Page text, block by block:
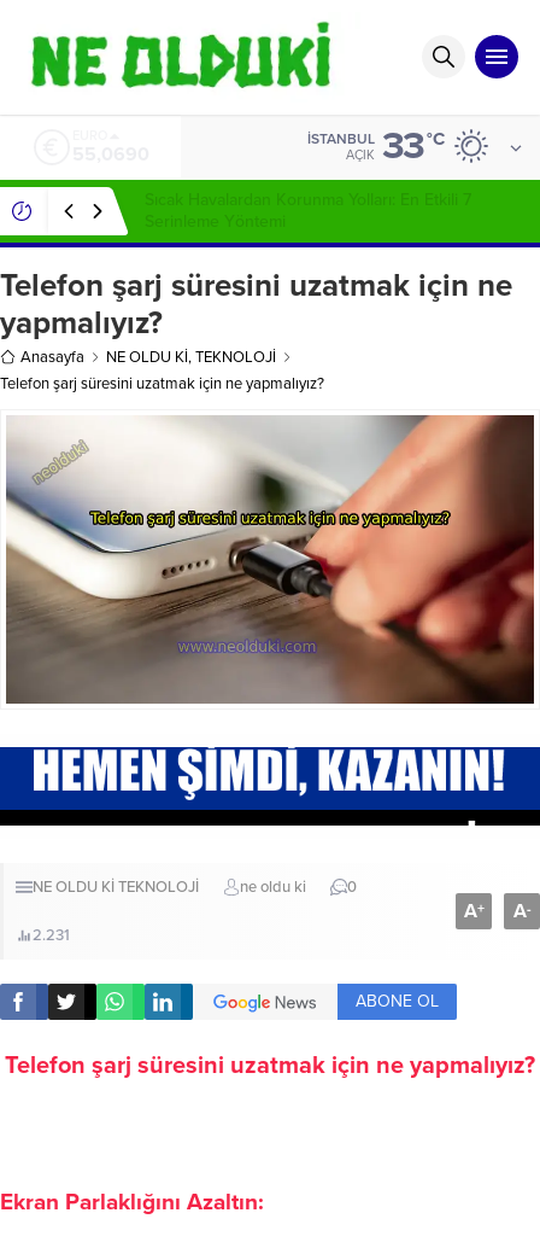
İSTANBUL
AÇIK 33°C
Sivilce İzleri Nasıl Geçer ?
Telefon şarj süresini uzatmak için ne
yapmalıyız?
Anasayfa NE OLDU Kİ,TEKNOLOJİ
Telefon şarj süresini uzatmak için ne yapmalıyız?
NE OLDU KİTEKNOLOJİ ne oldu ki 0
2.231
A+ A-
ABONE OL
Telefon şarj süresini uzatmak için ne yapmalıyız?
Ekran Parlaklığını Azaltın: